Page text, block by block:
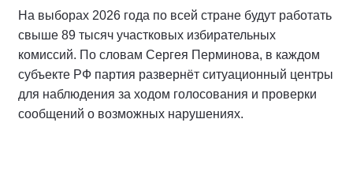
На выборах 2026 года по всей стране будут работать
свыше 89 тысяч участковых избирательных
комиссий. По словам Сергея Перминова, в каждом
субъекте РФ партия развернёт ситуационный центры
для наблюдения за ходом голосования и проверки
сообщений о возможных нарушениях.